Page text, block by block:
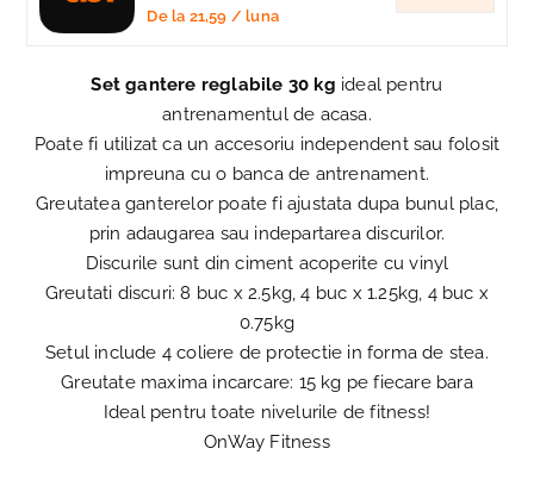
De la 21,59 / luna
Set gantere reglabile 30 kg ideal pentru
antrenamentul de acasa.
Poate fi utilizat ca un accesoriu independent sau folosit
impreuna cu o banca de antrenament.
Greutatea ganterelor poate fi ajustata dupa bunul plac,
prin adaugarea sau indepartarea discurilor.
Discurile sunt din ciment acoperite cu vinyl
Greutati discuri: 8 buc x 2.5kg, 4 buc x 1.25kg, 4 buc x
0.75kg
Setul include 4 coliere de protectie in forma de stea.
Greutate maxima incarcare: 15 kg pe fiecare bara
Ideal pentru toate nivelurile de fitness!
OnWay Fitness